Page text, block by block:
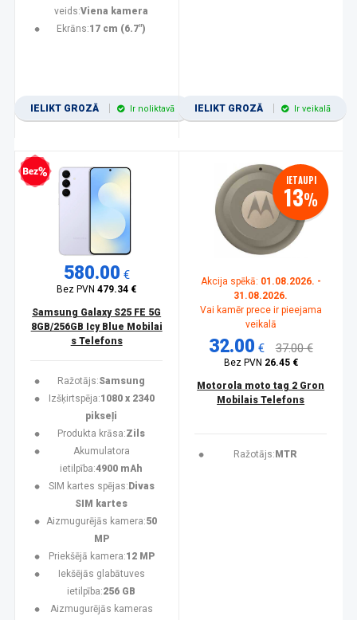
veids:Viena kamera
Ekrāns:17 cm (6.7")
IELIKT GROZĀ Ir noliktavā IELIKT GROZĀ Ir veikalā
kredīts
580.00 €
Bez PVN479.34 €
Samsung Galaxy S25 FE 5G
8GB/256GB Icy Blue Mobilai
s Telefons
Ražotājs:Samsung
Izšķirtspēja:1080 x 2340
pikseļi
Produkta krāsa:Zils
Akumulatora
ietilpība:4900 mAh
SIM kartes spējas: Divas
SIM kartes
Aizmugurējās kamera:50
MP
Priekšējā kamera:12 MP
Iekšējās glabātuves
ietilpība:256 GB
Aizmugurējās kameras
IETAUPI
13%
Akcija spēkā: 01.08.2026. -
31.08.2026.
Vai kamēr prece ir pieejama
veikalā
32.00 € 37.00 €
Bez PVN 26.45 €
Motorola moto tag 2 Gron
Mobilais Telefons
Ražotājs: MTR